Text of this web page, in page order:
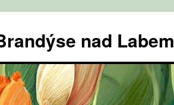
nad Labem